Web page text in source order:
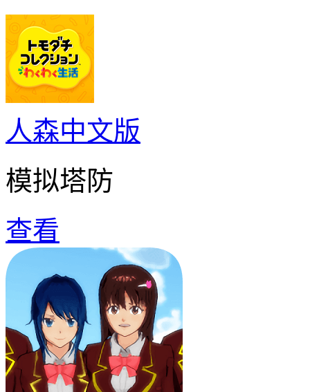
人森中文版
模拟塔防
查看